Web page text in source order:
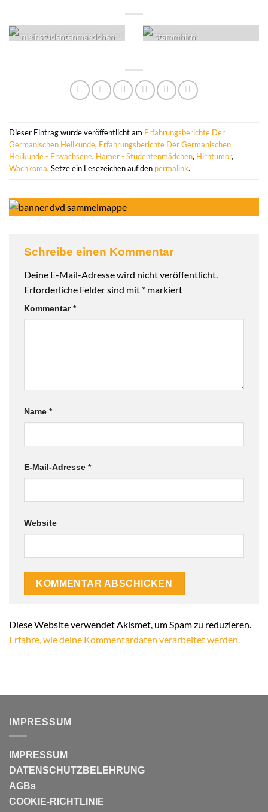
meinstudentenmaedchen stammhirn
Dieser Eintrag wurde veröffentlicht am Erfahrungsberichte Der
Germanischen Heilkunde, Erfahrungsberichte Der Germanischen
Heilkunde - Erwachsene, Hamer - Studentenmädchen, Hirntumor,
Wachkoma. Setze ein Lesezeichen auf den permalink.
Schreibe einen Kommentar
Deine E-Mail-Adresse wird nicht veröffentlicht.
Erforderliche Felder sind mit * markiert
Kommentar*
Name *
E-Mail-Adresse *
Website
Diese Website verwendet Akismet, um Spam zu reduzieren.
Erfahre, wie deine Kommentardaten verarbeitet werden.
IMPRESSUM
IMPRESSUM
DATENSCHUTZBELEHRUNG
AGBs
COOKIE-RICHTLINIE